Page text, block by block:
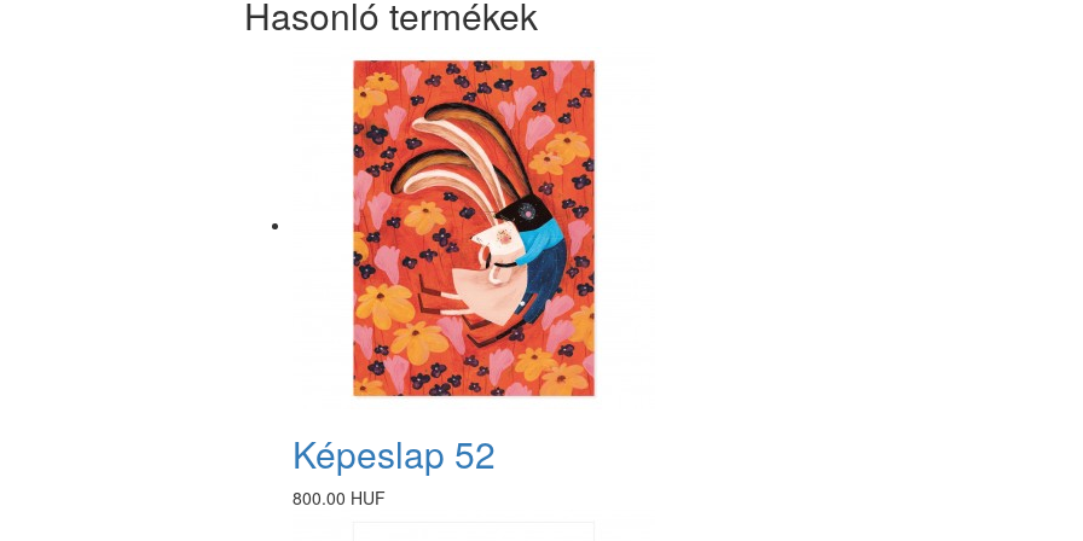
Hasonló termékek
Képeslap 52
800.00 HUF